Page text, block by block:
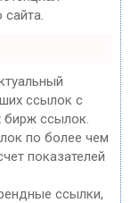
ссылок с
бирж ссылок.
по более чем
показателей
ссылки,